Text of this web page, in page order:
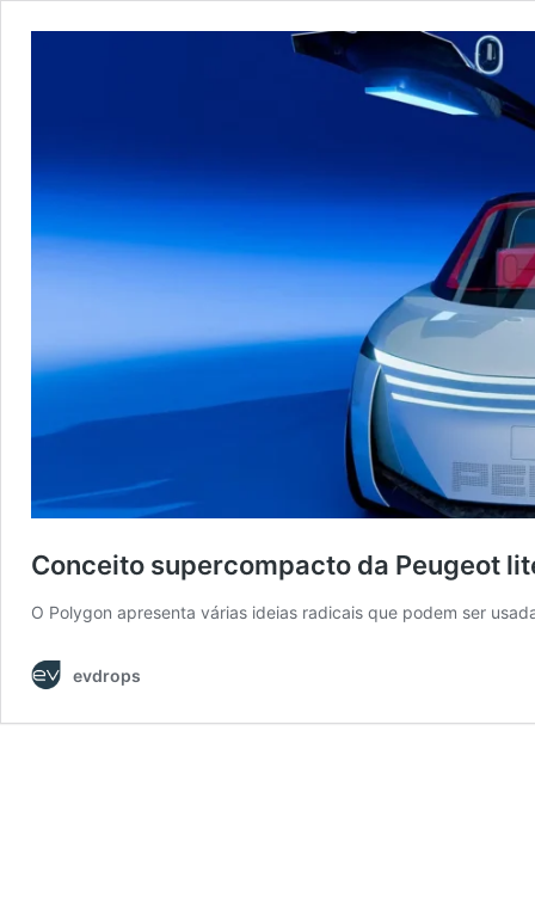
Conceito supercompacto da Peugeot
O Polygon apresenta várias ideias radicais que podem ser
evdrops